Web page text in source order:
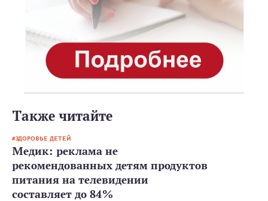
Также читайте
ЗДОРОВЬЕ ДЕТЕЙ
Медик: реклама не
рекомендованных детям продуктов
питания на телевидении
составляет до 84%